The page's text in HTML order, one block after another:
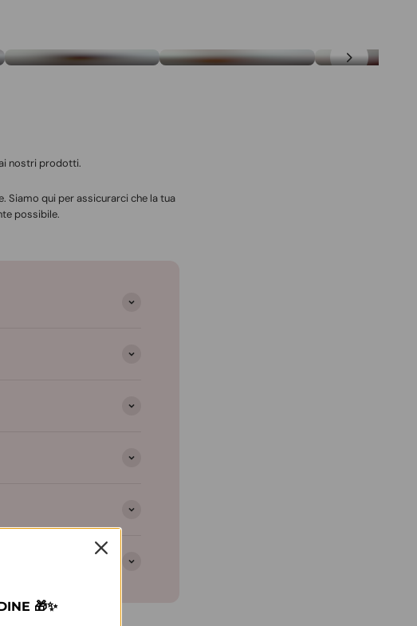
nostri prodotti.
Siamo qui per assicurarci che la tua
possibile.
🎁✨